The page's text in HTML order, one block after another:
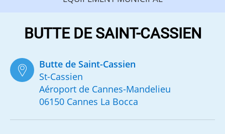
BUTTE DE SAINT-CASSIEN
Butte de Saint-Cassien
St-Cassien
Aéroport de Cannes-Mandelieu
06150 Cannes La Bocca